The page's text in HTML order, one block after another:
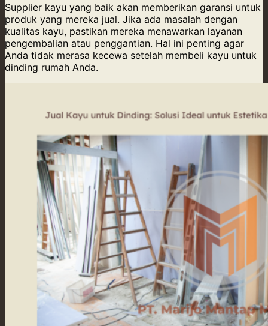
Supplier kayu yang baik akan memberikan garansi untuk
produk yang mereka jual. Jika ada masalah dengan
kualitas kayu, pastikan mereka menawarkan layanan
pengembalian atau penggantian. Hal ini penting agar
Anda tidak merasa kecewa setelah membeli kayu untuk
dinding rumah Anda.